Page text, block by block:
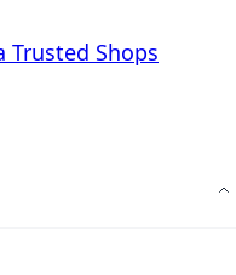
Trusted Shops